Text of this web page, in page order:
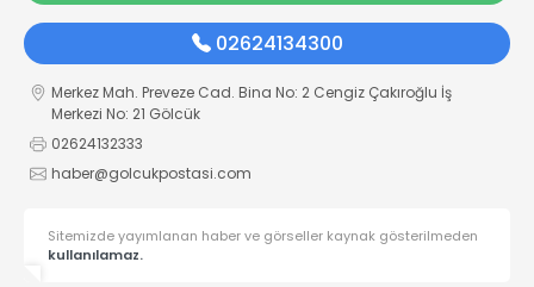
02624134300
Merkez Mah. Preveze Cad. Bina No: 2 Cengiz Çakıroğlu İş
Merkezi No: 21 Gölcük
02624132333
haber@golcukpostasi.com
Sitemizde yayımlanan haber ve görseller kaynak gösterilmeden
kullanılamaz.